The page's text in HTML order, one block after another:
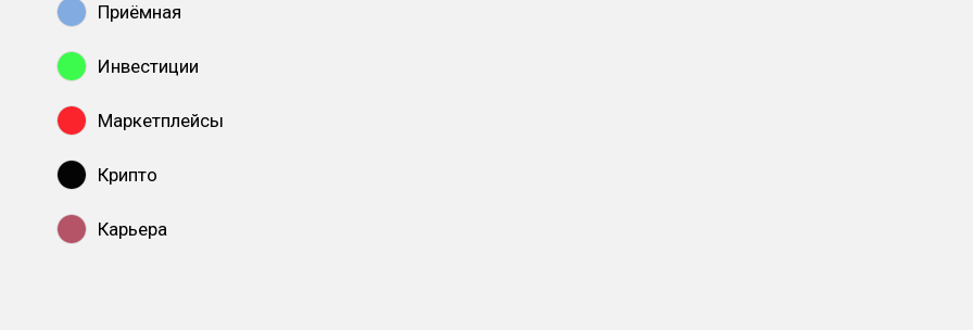
Приёмная
Инвестиции
Маркетплейсы
Крипто
Карьера